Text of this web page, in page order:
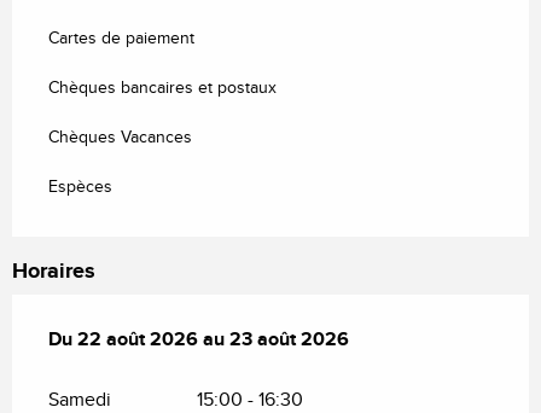
Cartes de paiement
Chèques bancaires et postaux
Chèques Vacances
Espèces
Horaires
Du 22 août 2026 au 23 août 2026
Du 22 août 2026 au 23 août 2026
Samedi 15:00 - 16:30